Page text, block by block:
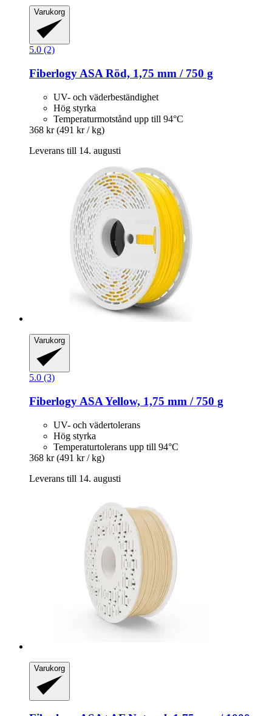
Varukorg
5.0 (2)
Fiberlogy ASA Röd, 1,75 mm / 750 g
UV- och väderbeständighet
Hög styrka
Temperaturmotstånd upp till 94°C
368 kr (491 kr / kg)
Leverans till 14. augusti
Varukorg
5.0 (3)
Fiberlogy ASA Yellow, 1,75 mm / 750 g
UV- och vädertolerans
Hög styrka
Temperaturtolerans upp till 94°C
368 kr (491 kr / kg)
Leverans till 14. augusti
Varukorg